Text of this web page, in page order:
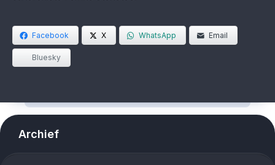
Facebook X WhatsApp Email
Bluesky
Archief